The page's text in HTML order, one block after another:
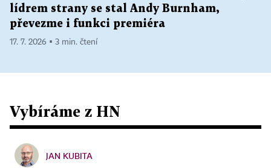
lídrem strany se stal Andy Burnham,
převezme i funkci premiéra
17. 7. 2026 ▪ 3 min. čtení
Vybíráme z HN
JAN KUBITA